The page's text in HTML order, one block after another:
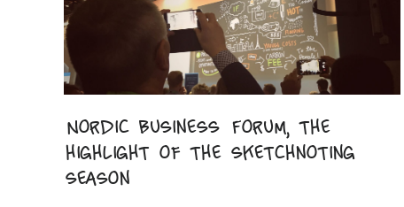
Nordic Business Forum, the
highlight of the sketchnoting
season